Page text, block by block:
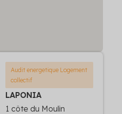
Audit energetique Logement
collectif
LAPONIA
1 côte du Moulin